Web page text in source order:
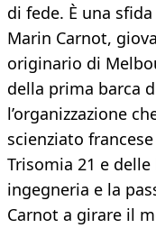
di fede. È una
Marin Carnot,
originario di
della prima barca
l’organizzazione
scienziato
Trisomia 21 e
ingegneria e la
Carnot a girare il